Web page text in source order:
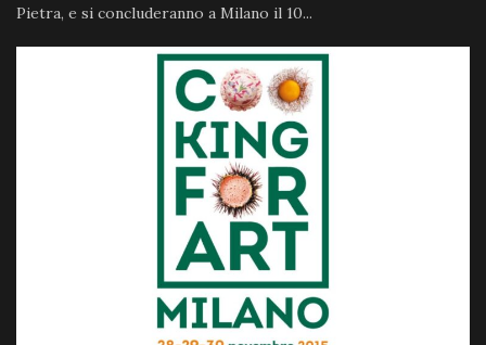
Pietra, e si concluderanno a Milano il 10...